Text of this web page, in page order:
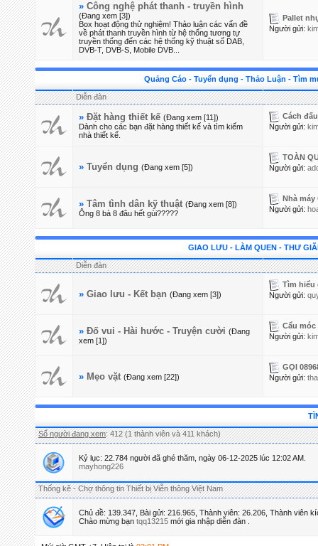
» Công nghệ phát thanh - truyền hình
(Đang xem [3])
Box hoạt động thử nghiệm! Thảo luận các vấn đề
về phát thanh truyền hình từ hệ thống tương tự
truyền thống đến các hệ thống kỹ thuật số DAB,
DVB-T, DVB-S, Mobile DVB...
Pallet
Người gửi:
Quảng Cáo - Tuyển dụng - Thảo Luận - Tìm
Diễn đàn
» Đặt hàng thiết kế (Đang xem [11])
Dành cho các bạn đặt hàng thiết kế và tìm kiếm
nhà thiết kế.
Cách
Người gửi:
» Tuyển dụng (Đang xem [5])
TOÀN
Người gửi:
» Tâm tình dân kỹ thuật (Đang xem [8])
Ông 8 bà 8 đâu hết gùi?????
Nhà máy
Người gửi:
GIAO LƯU - LÀM QUEN - THƯ
Diễn đàn
» Giao lưu - Kết bạn (Đang xem [3])
Tìm hiểu
Người gửi:
» Đố vui - Hài hước - Truyện cười (Đang
xem [1])
Cẩu
Người gửi:
» Mẹo vặt (Đang xem [22])
GỌI
Người gửi:
Số người đang xem: 412 (1 thành viên và 411 khách)
Kỷ lục: 22.784 người đã ghé thăm, ngày 06-12-2025 lúc 12:02 AM.
mayhong226
Thống kê - Chợ thông tin Thiết bị Viễn thông Việt Nam
Chủ đề: 139.347, Bài gửi: 216.965, Thành viên: 26.206, Thành viên
Chào mừng bạn tqq13215 mới gia nhập diễn đàn .